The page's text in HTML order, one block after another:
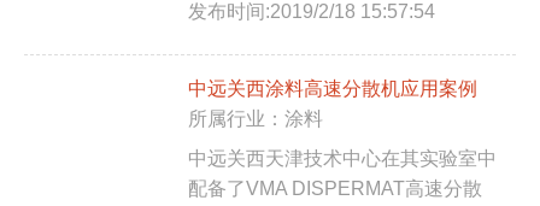
发布时间:2019/2/18 15:57:54
中远关西涂料高速分散机应用案例
所属行业：涂料
中远关西天津技术中心在其实验室中
配备了VMA DISPERMAT高速分散